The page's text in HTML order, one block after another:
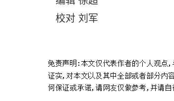
校对 刘军